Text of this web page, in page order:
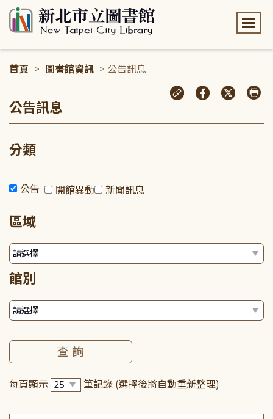
首頁 > 圖書館資訊 > 公告訊息
公告訊息
分類
公告 開館異動 新聞訊息
區域
館別
每頁顯示 筆記錄 (選擇後將自動重新整理)